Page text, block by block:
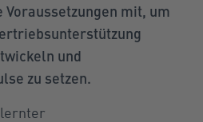
mit, um
und
zu setzen.